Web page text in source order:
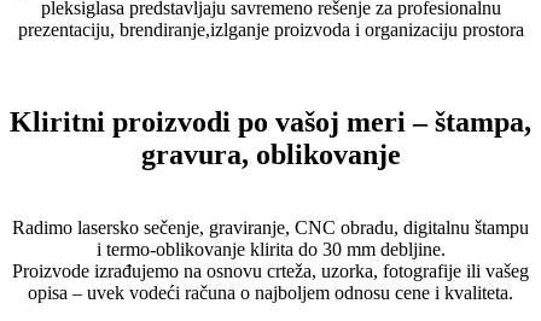
pleksiglasa predstavljaju savremeno rešenje za profesionalnu
prezentaciju, brendiranje,izlganje proizvoda i organizaciju prostora
Kliritni proizvodi po vašoj meri – štampa,
gravura, oblikovanje
Radimo lasersko sečenje, graviranje, CNC obradu, digitalnu štampu
i termo-oblikovanje klirita do 30 mm debljine.
Proizvode izrađujemo na osnovu crteža, uzorka, fotografije ili vašeg
opisa – uvek vodeći računa o najboljem odnosu cene i kvaliteta.